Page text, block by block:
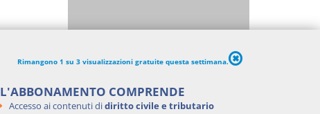
Rimangono 1 su 3 visualizzazioni gratuite questa settimana.
L'ABBONAMENTO COMPRENDE
Accesso ai contenuti didiritto civile e tributario